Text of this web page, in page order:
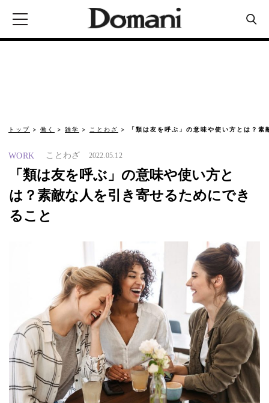
トップ 働く 雑学 ことわざ 「類は友を呼ぶ」の意味や使い方とは？
WORK ことわざ 2022.05.12
「類は友を呼ぶ」の意味や使い方と
は？素敵な人を引き寄せるためにでき
ること